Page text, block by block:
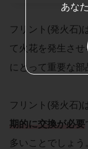
フリント(発火石)
て火花を発生さ
にとって重要な部
フリント(発火石)
期的に交換が必要
多いことでしょう
あな